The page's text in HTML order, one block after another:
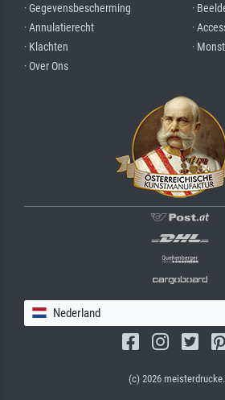
· Gegevensbescherming
· Annulatierecht
· Klachten
· Over Ons
·
·
·
Nederland
(c) 2026